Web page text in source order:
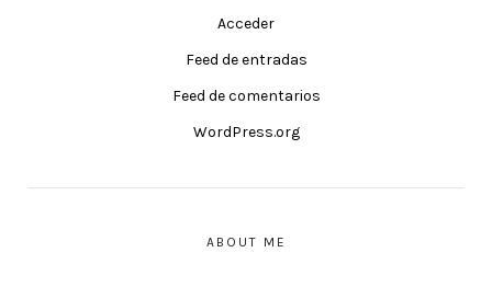
Acceder
Feed de entradas
Feed de comentarios
WordPress.org
ABOUT ME